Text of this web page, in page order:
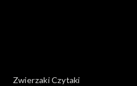
Zwierzaki Czytaki